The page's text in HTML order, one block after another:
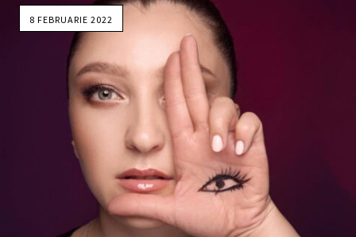
8 FEBRUARIE 2022